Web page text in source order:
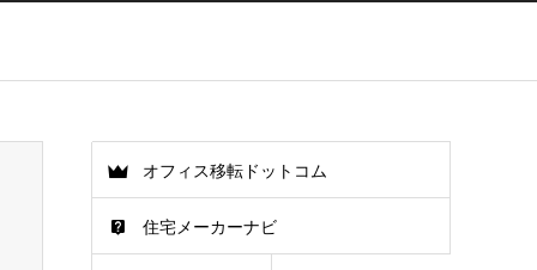
オフィス移転ドットコム
住宅メーカーナビ